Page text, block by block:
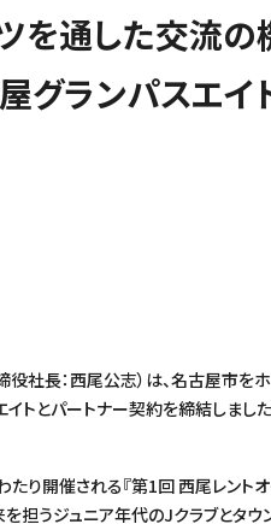
を通した交流の
グランパスエイ
社長：西尾公志）は、名古屋市を
トとパートナー契約を締結しました
たり開催される『第1回 西尾レン
担うジュニア年代のJクラブとタ